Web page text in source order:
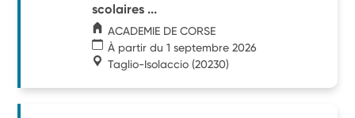
scolaires ...
ACADEMIE DE CORSE
À partir du 1 septembre 2026
Taglio-Isolaccio (20230)